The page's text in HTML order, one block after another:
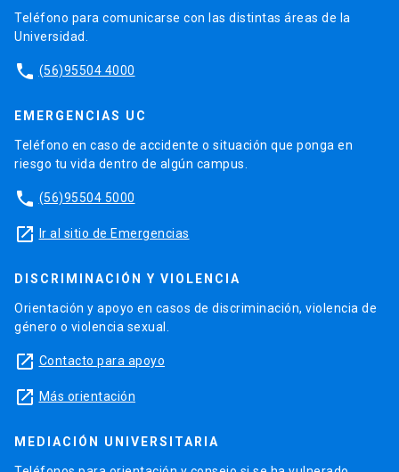
Teléfono para comunicarse con las distintas áreas de la
Universidad.
phone (56)95504 4000
EMERGENCIAS UC
Teléfono en caso de accidente o situación que ponga en
riesgo tu vida dentro de algún campus.
phone (56)95504 5000
launch Ir al sitio de Emergencias
DISCRIMINACIÓN Y VIOLENCIA
Orientación y apoyo en casos de discriminación, violencia de
género o violencia sexual.
launch Contacto para apoyo
launch Más orientación
MEDIACIÓN UNIVERSITARIA